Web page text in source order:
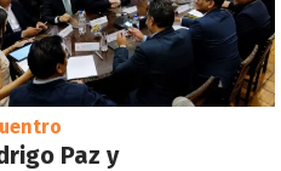
Paz y